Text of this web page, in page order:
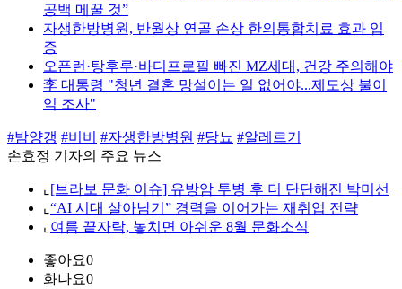
공백 메꿀 것”
자생한방병원, 반월상 연골 손상 한의통합치료 효과 입
증
오픈런·탕후루·바디프로필 빠진 MZ세대, 건강 주의해야
李 대통령 "청년 결혼 망설이는 일 없어야...제도상 불이
익 조사"
#밤양갱 #비비 #자생한방병원 #당뇨 #알레르기
손효정 기자의 주요 뉴스
⌞ [브라보 문화 이슈] 유방암 투병 후 더 단단해진 박미선
⌞ “AI 시대 살아남기” 경력을 이어가는 재취업 전략
⌞ 여름 끝자락, 놓치면 아쉬운 8월 문화소식
좋아요0
화나요0